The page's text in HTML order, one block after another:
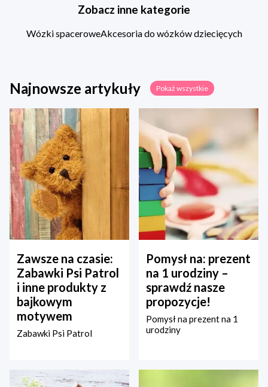
Zobacz inne kategorie
Wózki spaceroweAkcesoria do wózków dziecięcych
Najnowsze artykuły Pokaż wszystkie
Zawsze na czasie:
Zabawki Psi Patrol
i inne produkty z
bajkowym
motywem
Zabawki Psi Patrol
Pomysł na: prezent
na 1 urodziny –
sprawdź nasze
propozycje!
Pomysł na prezent na 1
urodziny